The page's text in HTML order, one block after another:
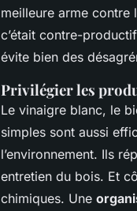
meilleure arme contre
c’était contre-
évite bien des
Privilégier les
Le vinaigre blanc, le
simples sont aussi
l’environnement. Ils
entretien du bois. Et
chimiques. Une